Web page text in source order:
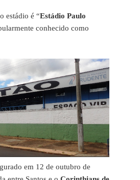
estádio é “Estádio Paulo
conhecido como
em 12 de outubro de